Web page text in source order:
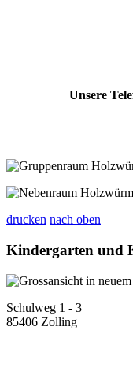
Unsere
drucken nach oben
Kindergarten und
Schulweg 1 - 3
85406 Zolling